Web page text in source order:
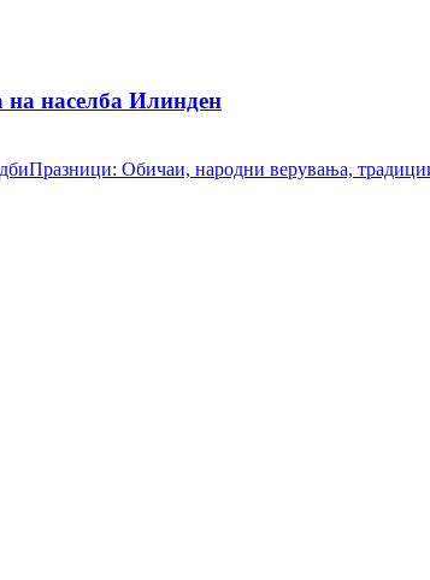
на населба Илинден
Празници: Обичаи, народни верувања,